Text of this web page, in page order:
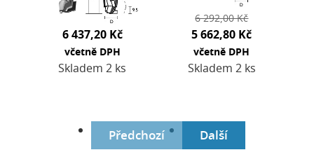
6 437,20 Kč
včetně DPH
Skladem 2 ks
6 292,00 Kč
5 662,80 Kč
včetně DPH
Skladem 2 ks
Předchozí Další